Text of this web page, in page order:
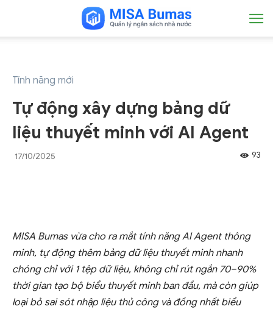
Tính năng mới
Tự động xây dựng bảng dữ
liệu thuyết minh với AI Agent
17/10/2025 93
MISA Bumas vừa cho ra mắt tính năng AI Agent thông
minh, tự động thêm bảng dữ liệu thuyết minh nhanh
chóng chỉ với 1 tệp dữ liệu, không chỉ rút ngắn 70–90%
thời gian tạo bộ biểu thuyết minh ban đầu, mà còn giúp
loại bỏ sai sót nhập liệu thủ công và đồng nhất biểu